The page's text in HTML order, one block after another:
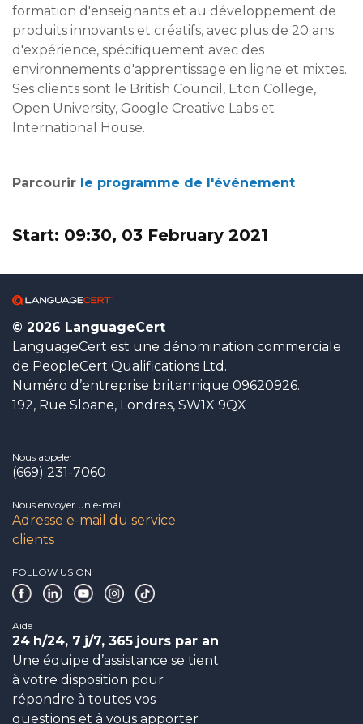
formation d'enseignants et au développement de
produits innovants et créatifs, avec plus de 20 ans
d'expérience, spécifiquement avec des
environnements d'apprentissage en ligne et mixtes.
Ses clients sont le British Council, Eton College,
Open University, Google Creative Labs et
International House.
Parcourir le programme de l'événement
Start: 09:30, 03 February 2021
© 2026 LanguageCert
LanguageCert est une dénomination commerciale
de PeopleCert Qualifications Ltd.
Numéro d’entreprise britannique 09620926.
192, Rue Sloane, Londres, SW1X 9QX
Nous appeler
(669) 231-7060
Nous envoyer un e-mail
Adresse e-mail du service
clients
FOLLOW US ON
Aide
24 h/24, 7 j/7, 365 jours par an
Une équipe d’assistance se tient
à votre disposition pour
répondre à toutes vos
questions et à vous apporter